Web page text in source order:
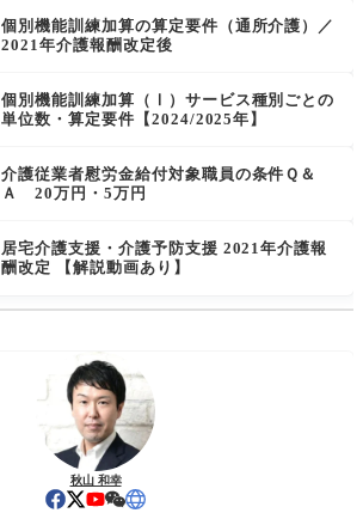
個別機能訓練加算の算定要件（通所介護）／
2021年介護報酬改定後
個別機能訓練加算（Ⅰ）サービス種別ごとの
単位数・算定要件【2024/2025年】
介護従業者慰労金給付対象職員の条件Ｑ＆
Ａ 20万円・5万円
居宅介護支援・介護予防支援 2021年介護報
酬改定 【解説動画あり】
秋山 和幸